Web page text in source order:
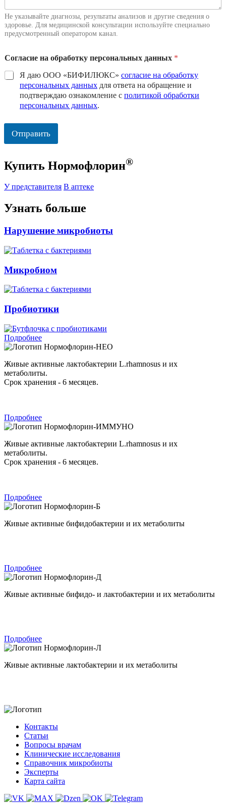
н
а
Не указывайте диагнозы, результаты анализов и другие сведения о
здоровье. Для медицинской консультации используйте специально
предусмотренный оператором канал.
Согласие на обработку персональных данных *
Я даю ООО «БИФИЛЮКС» согласие на обработку
персональных данных для ответа на обращение и
подтверждаю ознакомление с политикой обработки
персональных данных.
Отправить
Купить Нормофлорин®
У представителя В аптеке
Узнать больше
Нарушение микробиоты
Микробиом
Пробиотики
Подробнее
Нормофлорин-НЕО
Живые активные лактобактерии L.rhamnosus и их
метаболиты.
Срок хранения - 6 месяцев.
Подробнее
Нормофлорин-ИММУНО
Живые активные лактобактерии L.rhamnosus и их
метаболиты.
Срок хранения - 6 месяцев.
Подробнее
Нормофлорин-Б
Живые активные бифидобактерии и их метаболиты
Подробнее
Нормофлорин-Д
Живые активные бифидо- и лактобактерии и их метаболиты
Подробнее
Нормофлорин-Л
Живые активные лактобактерии и их метаболиты
Контакты
Статьи
Вопросы врачам
Клинические исследования
Справочник микробиоты
Эксперты
Карта сайта